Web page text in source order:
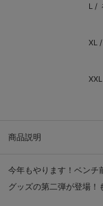
L /
XL /
商品説明
今年もやります！ベンチ
グッズの第二弾が登場！